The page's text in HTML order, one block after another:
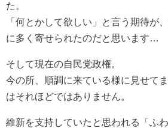
た。
「何とかして欲しい」と言う期待が
に多く寄せられたのだと思います…
そして現在の自民党政権。
今の所、順調に来ている様に見せて
はそれほどではありません。
維新を支持していたと思われる「ふ